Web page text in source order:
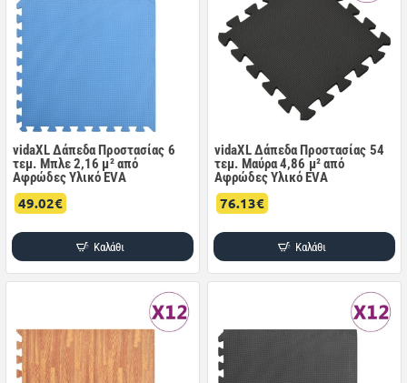
vidaXL Δάπεδα Προστασίας 6
τεμ. Μπλε 2,16 μ² από
Αφρώδες Υλικό EVA
49.02€
Καλάθι
vidaXL Δάπεδα Προστασίας 54
τεμ. Μαύρα 4,86 μ² από
Αφρώδες Υλικό EVA
76.13€
Καλάθι